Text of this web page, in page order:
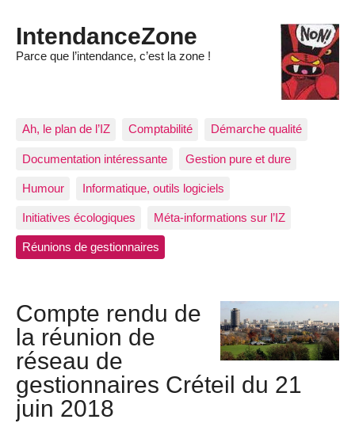
IntendanceZone
Parce que l’intendance, c’est la zone !
Ah, le plan de l’IZ Comptabilité Démarche qualité
Documentation intéressante Gestion pure et dure
Humour Informatique, outils logiciels
Initiatives écologiques Méta-informations sur l’IZ
Réunions de gestionnaires
Compte rendu de
la réunion de
réseau de
gestionnaires Créteil du 21
juin 2018